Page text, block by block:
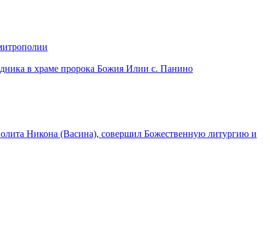
в храме пророка Божия Илии с. Панино
Никона (Васина), совершил Божественную литургию и